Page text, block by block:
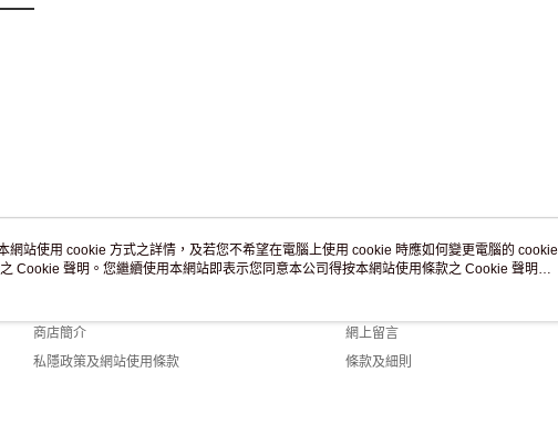
關於我們
商店簡介
私隱政策及網站使用條款
客戶服務
網上留言
條款及細則
網站使用 cookie 方式之詳情，及若您不希望在電腦上使用 cookie 時應如何變更電腦的 cookie
Cookie 聲明。您繼續使用本網站即表示您同意本公司得按本網站使用條款之 Cookie 聲明使